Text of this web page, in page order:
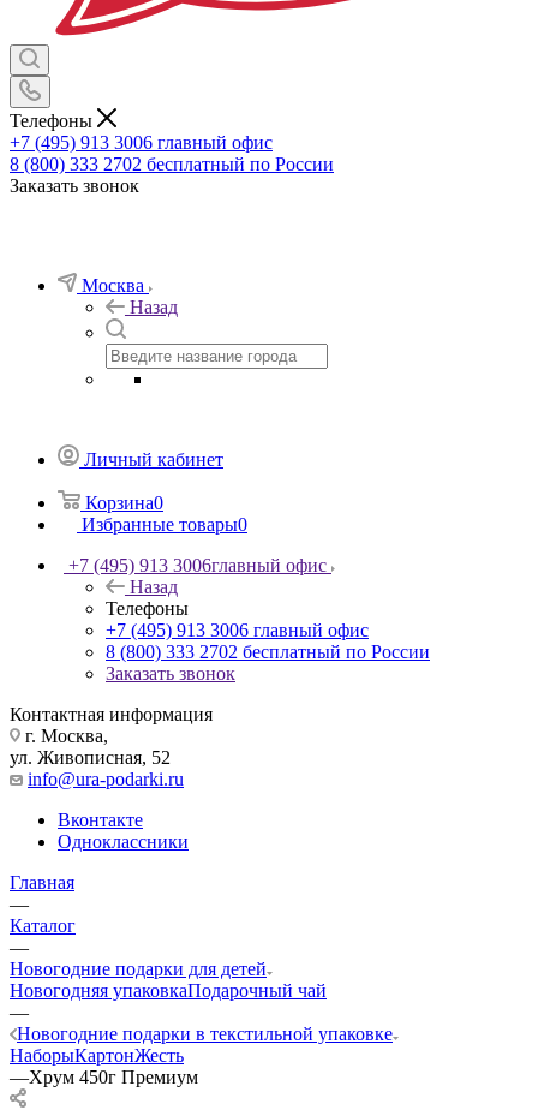
Телефоны
+7 (495) 913 3006 главный офис
8 (800) 333 2702 бесплатный по России
Заказать звонок
Москва
Назад
Личный кабинет
Корзина0
Избранные товары0
+7 (495) 913 3006главный офис
Назад
Телефоны
+7 (495) 913 3006 главный офис
8 (800) 333 2702 бесплатный по России
Заказать звонок
Контактная информация
г. Москва,
ул. Живописная, 52
info@ura-podarki.ru
Вконтакте
Одноклассники
Главная
—
Каталог
—
Новогодние подарки для детей
Новогодняя упаковкаПодарочный чай
—
Новогодние подарки в текстильной упаковке
НаборыКартонЖесть
—Хрум 450г Премиум